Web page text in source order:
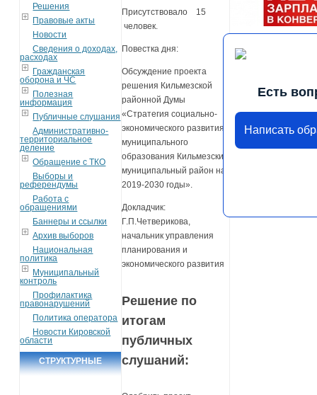
Решения
Правовые акты
Новости
Сведения о доходах,
расходах
Гражданская
оборона и ЧС
Полезная
информация
Публичные слушания
Административно-
территориальное
деление
Обращение с ТКО
Выборы и
референдумы
Работа с
обращениями
Баннеры и ссылки
Архив выборов
Национальная
политика
Муниципальный
контроль
Профилактика
правонарушений
Политика оператора
Новости Кировской
области
СТРУКТУРНЫЕ
Присутствовало 15
человек.
Повестка дня:
Обсуждение проекта
решения Кильмезской
районной Думы
«Стратегия социально-
экономического развития
муниципального
образования Кильмезский
муниципальный район на
2019-2030 годы».
Докладчик:
Г.П.Четверикова,
начальник управления
планирования и
экономического развития
Решение по
итогам
публичных
слушаний:
Есть
Написать